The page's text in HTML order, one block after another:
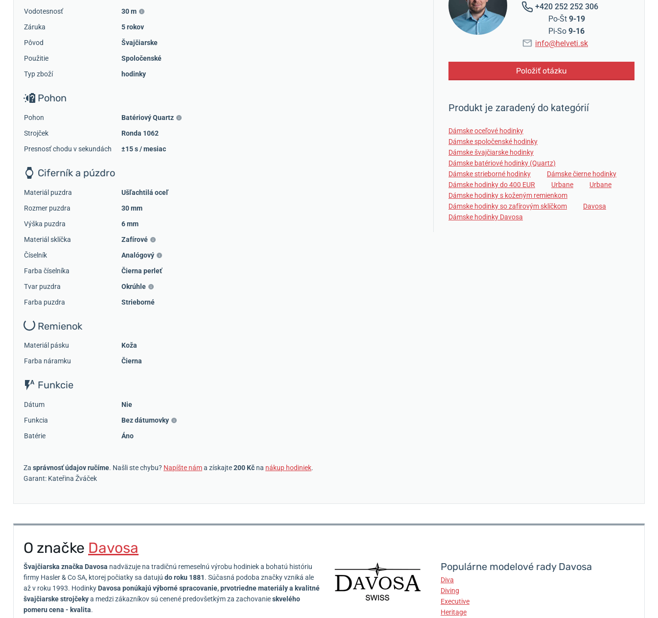
Vodotesnosť
30 m
Záruka
5 rokov
Pôvod
Švajčiarske
Použitie
Spoločenské
Typ zboží
hodinky
Pohon
Pohon
Batériový Quartz
Strojček
Ronda 1062
Presnosť chodu v sekundách
±15 s / mesiac
Ciferník a púzdro
Materiál puzdra
Ušľachtilá oceľ
Rozmer puzdra
30 mm
Výška puzdra
6 mm
Materiál sklíčka
Zafírové
Číselník
Analógový
Farba číselníka
Čierna perleť
Tvar puzdra
Okrúhle
Farba puzdra
Strieborné
Remienok
Materiál pásku
Koža
Farba náramku
Čierna
Funkcie
Dátum
Nie
Funkcia
Bez dátumovky
Batérie
Áno
Za správnosť údajov ručíme. Našli ste chybu? Napíšte náma získajte200 Kč na nákup hodiniek.
Garant: Kateřina Žváček
+420 252 252 306
Po-Št 9-19
Pi-So 9-16
info@helveti.sk
Položiť otázku
Produkt je zaradený do kategórií
Dámske oceľové hodinky
Dámske spoločenské hodinky
Dámske švajčiarske hodinky
Dámske batériové hodinky (Quartz)
Dámske strieborné hodinky
Dámske čierne hodinky
Dámske hodinky do 400 EUR
Urbane
Urbane
Dámske hodinky s koženým remienkom
Dámske hodinky so zafírovým sklíčkom
Davosa
Dámske hodinky Davosa
O značke Davosa
Švajčiarska značka Davosa nadväzuje na tradičnú remeselnú výrobu hodiniek a bohatú históriu
firmy Hasler & Co SA, ktorej počiatky sa datujú do roku 1881. Súčasná podoba značky vzniká ale
až v roku 1993. Hodinky Davosa ponúkajú výborné spracovanie, prvotriedne materiály a kvalitné
švajčiarske strojčekya medzizákazníkov sú cenené predovšetkým za zachovanieskvelého
pomeru cena - kvalita.
Populárne modelové rady Davosa
Diva
Diving
Executive
Heritage